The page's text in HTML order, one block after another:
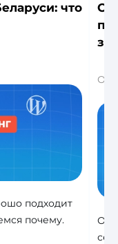
что
подходит
почему.